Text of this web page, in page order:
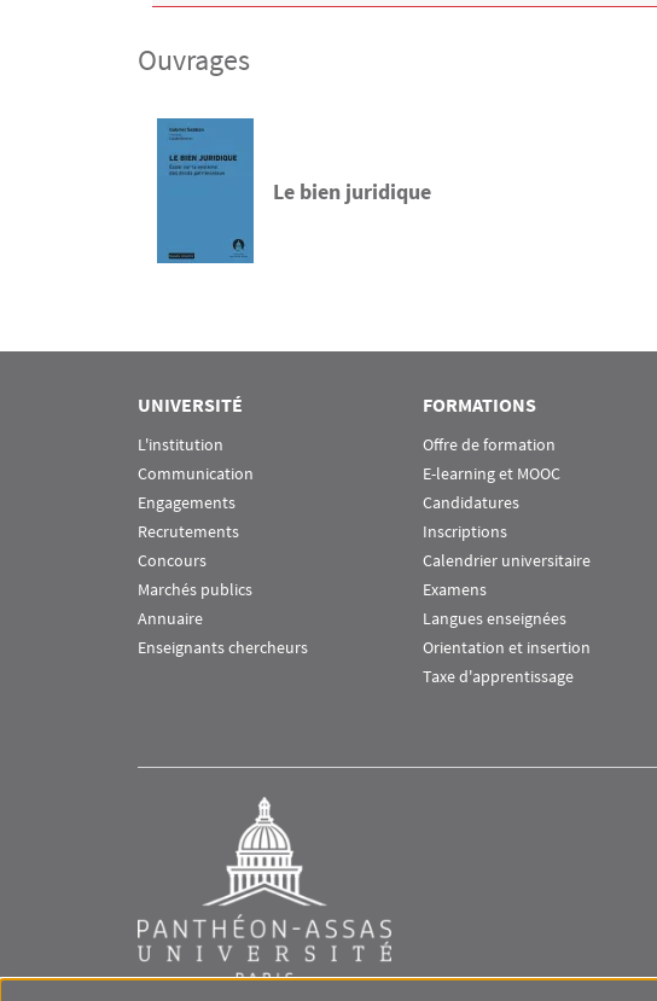
Ouvrages
Le bien juridique
UNIVERSITÉ
L'institution
Communication
Engagements
Recrutements
Concours
Marchés publics
Annuaire
Enseignants chercheurs
FORMATIONS
Offre de formation
E-learning et MOOC
Candidatures
Inscriptions
Calendrier universitaire
Examens
Langues enseignées
Orientation et insertion
Taxe d'apprentissage